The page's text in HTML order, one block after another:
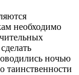
необходимо
ночью
таинственности